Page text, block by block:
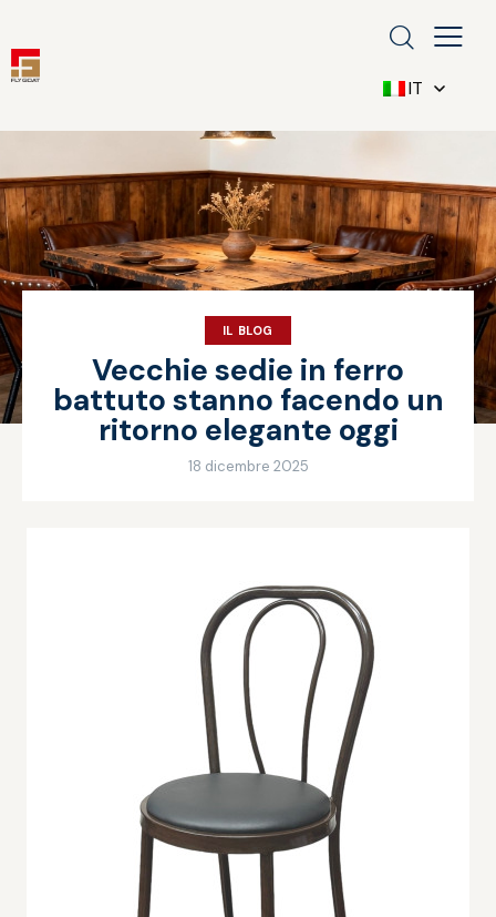
IT
IL BLOG
Vecchie sedie in ferro
battuto stanno facendo un
ritorno elegante oggi
18 dicembre 2025